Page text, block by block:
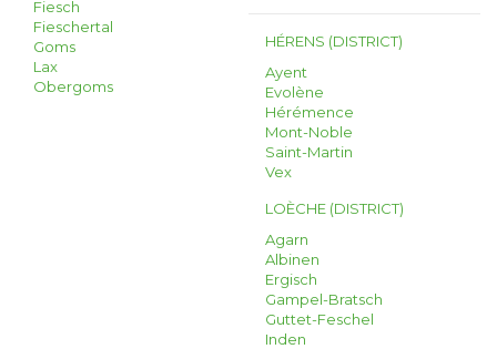
Fiesch
Fieschertal
Goms
Lax
Obergoms
HÉRENS (DISTRICT)
Ayent
Evolène
Hérémence
Mont-Noble
Saint-Martin
Vex
LOÈCHE (DISTRICT)
Agarn
Albinen
Ergisch
Gampel-Bratsch
Guttet-Feschel
Inden